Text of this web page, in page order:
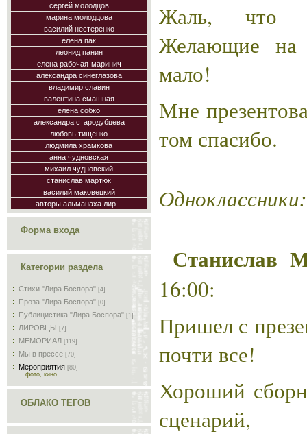
сергей молодцов
марина молодцова
василий нестеренко
елена пак
леонид панин
елена рабочая-маринич
александра синеглазова
владимир славин
валентина смашная
елена собко
александра стародубцева
любовь тищенко
людмила храмкова
анна чудновская
михаил чудновский
станислав мартюк
василий маковецкий
авторы альманаха лир...
Форма входа
Категории раздела
Стихи "Лира Боспора" [4]
Проза "Лира Боспора" [0]
Публицистика "Лира Боспора" [1]
ЛИРОВЦЫ [7]
МЕМОРИАЛ [119]
Мы в прессе [70]
Мероприятия [80]
фото, кино
ОБЛАКО ТЕГОВ
Жаль, что
Желающие
мало!
Мне
том спасибо.
Одноклассники:
Станислав
16:00:
Пришел с
почти все!
Хороший
сценарий,